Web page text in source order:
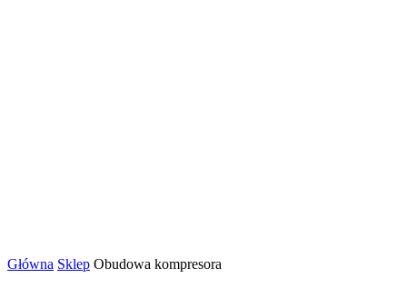
Główna Sklep Obudowa kompresora